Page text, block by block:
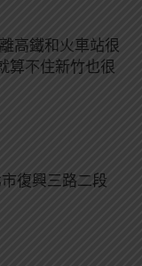
高鐵和火車站很
算不住新竹也很
復興三路二段